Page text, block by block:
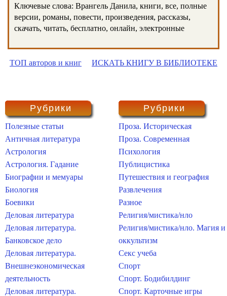
Ключевые слова: Врангель Данила, книги, все, полные
версии, романы, повести, произведения, рассказы,
скачать, читать, бесплатно, онлайн, электронные
ТОП авторов и книг ИСКАТЬ КНИГУ В БИБЛИОТЕКЕ
Рубрики
Полезные статьи
Античная литература
Астрология
Астрология. Гадание
Биографии и мемуары
Биология
Боевики
Деловая литература
Деловая литература.
Банковское дело
Деловая литература.
Внешнеэкономическая
деятельность
Деловая литература.
Рубрики
Проза. Историческая
Проза. Современная
Психология
Публицистика
Путешествия и география
Развлечения
Разное
Религия/мистика/нло
Религия/мистика/нло. Магия и
оккультизм
Секс учеба
Спорт
Спорт. Бодибилдинг
Спорт. Карточные игры